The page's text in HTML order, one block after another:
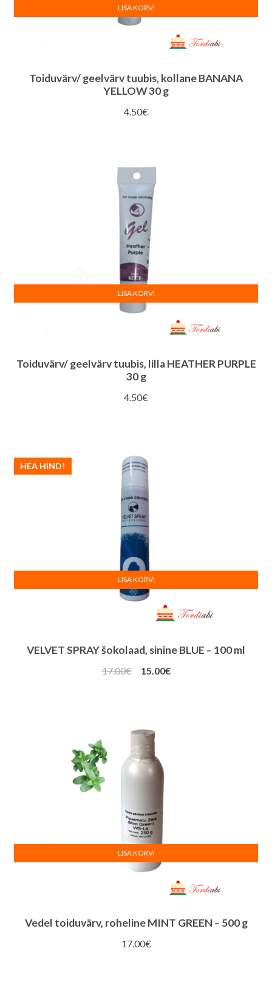
Toiduvärv/ geelvärv tuubis, kollane BANANA
YELLOW 30 g
4.50€
LISA KORVI
Toiduvärv/ geelvärv tuubis, lilla HEATHER PURPLE
30 g
4.50€
LISA KORVI
VELVET SPRAY šokolaad, sinine BLUE – 100 ml
HEA HIND!
17.00€
Algne
15.00€Praegune
LISA KORVI
Vedel toiduvärv, roheline MINT GREEN – 500 g
17.00€
LISA KORVI